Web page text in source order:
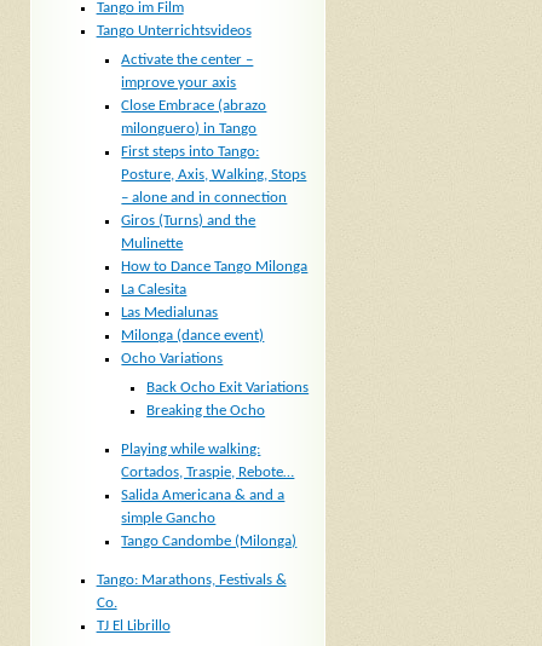
Tango im Film
Tango Unterrichtsvideos
Activate the center –
improve your axis
Close Embrace (abrazo
milonguero) in Tango
First steps into Tango:
Posture, Axis, Walking, Stops
– alone and in connection
Giros (Turns) and the
Mulinette
How to Dance Tango Milonga
La Calesita
Las Medialunas
Milonga (dance event)
Ocho Variations
Back Ocho Exit Variations
Breaking the Ocho
Playing while walking:
Cortados, Traspie, Rebote…
Salida Americana & and a
simple Gancho
Tango Candombe (Milonga)
Tango: Marathons, Festivals &
Co.
TJ El Librillo